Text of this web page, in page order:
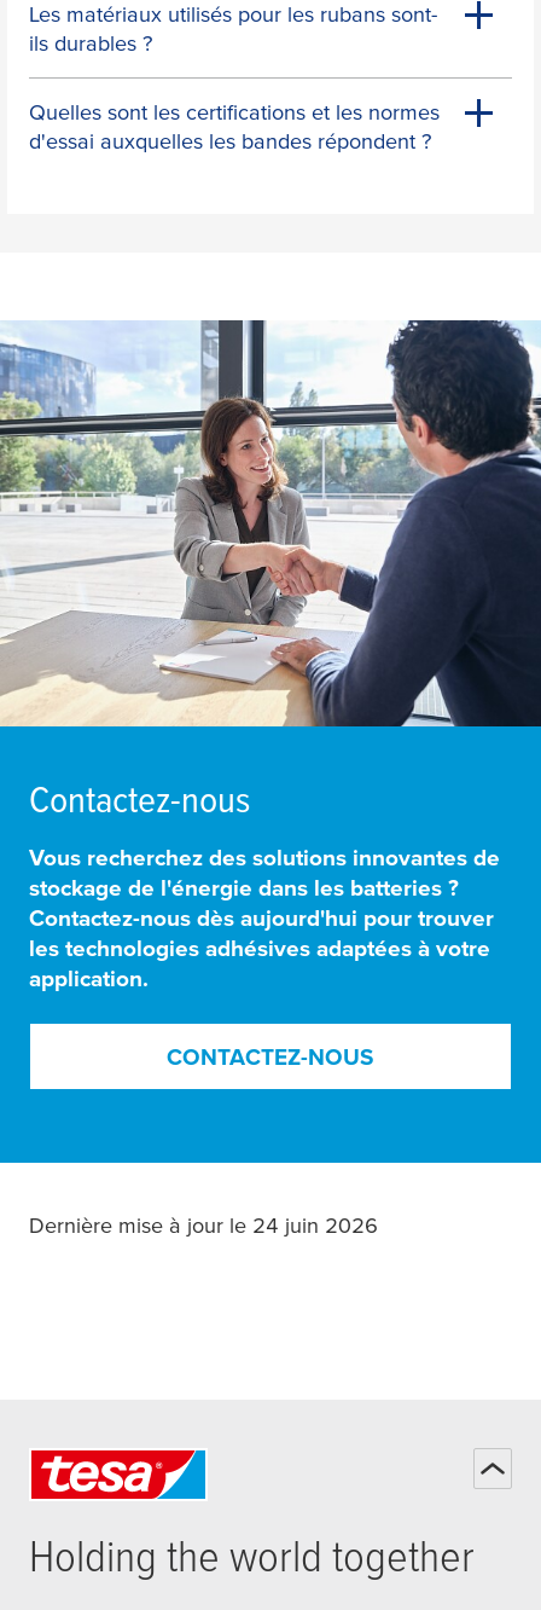
Les matériaux utilisés pour les rubans sont-
ils durables ?
Quelles sont les certifications et les normes
d'essai auxquelles les bandes répondent ?
Contactez-nous
Vous recherchez des solutions innovantes de
stockage de l'énergie dans les batteries ?
Contactez-nous dès aujourd'hui pour trouver
les technologies adhésives adaptées à votre
application.
CONTACTEZ-NOUS
Dernière mise à jour le 24 juin 2026
Holding the world together